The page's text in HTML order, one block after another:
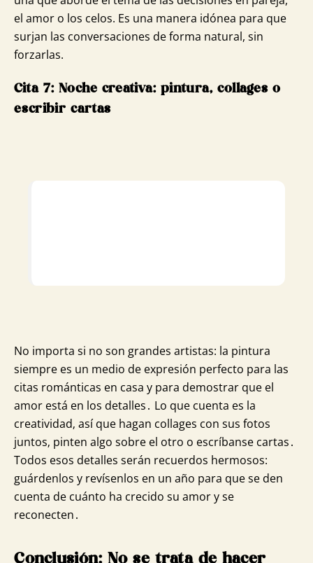
el amor o los celos. Es una manera idónea para que
surjan las conversaciones de forma natural, sin
forzarlas.
Cita 7: Noche creativa: pintura, collages o
escribir cartas
No importa si no son grandes artistas: la pintura
siempre es un medio de expresión perfecto para las
citas románticas en casa y para demostrar que el
amor está en los detalles․ Lo que cuenta es la
creatividad‚ así que hagan collages con sus fotos
juntos‚ pinten algo sobre el otro o escríbanse cartas․
Todos esos detalles serán recuerdos hermosos:
guárdenlos y revísenlos en un año para que se den
cuenta de cuánto ha crecido su amor y se
reconecten․
Conclusión: No se trata de hacer